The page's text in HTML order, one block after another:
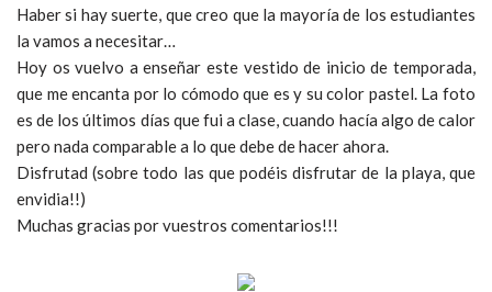
Haber si hay suerte, que creo que la mayoría de los estudiantes
la vamos a necesitar…
Hoy os vuelvo a enseñar este vestido de inicio de temporada,
que me encanta por lo cómodo que es y su color pastel. La foto
es de los últimos días que fui a clase, cuando hacía algo de calor
pero nada comparable a lo que debe de hacer ahora.
Disfrutad (sobre todo las que podéis disfrutar de la playa, que
envidia!!)
Muchas gracias por vuestros comentarios!!!